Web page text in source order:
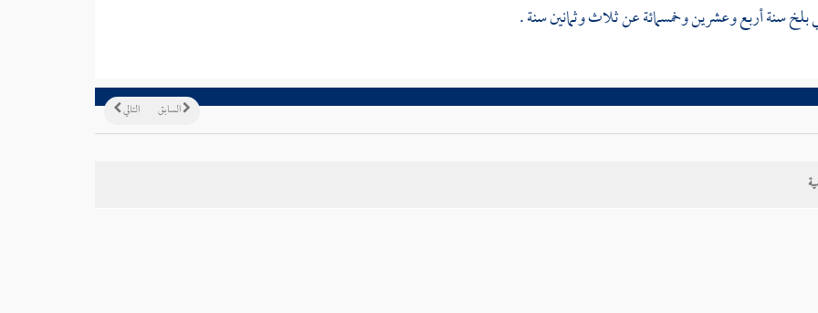
بلخسنة أربع وعشرين وخمسمائة عن ثلاث وثمانين سنة .
التالي السابق